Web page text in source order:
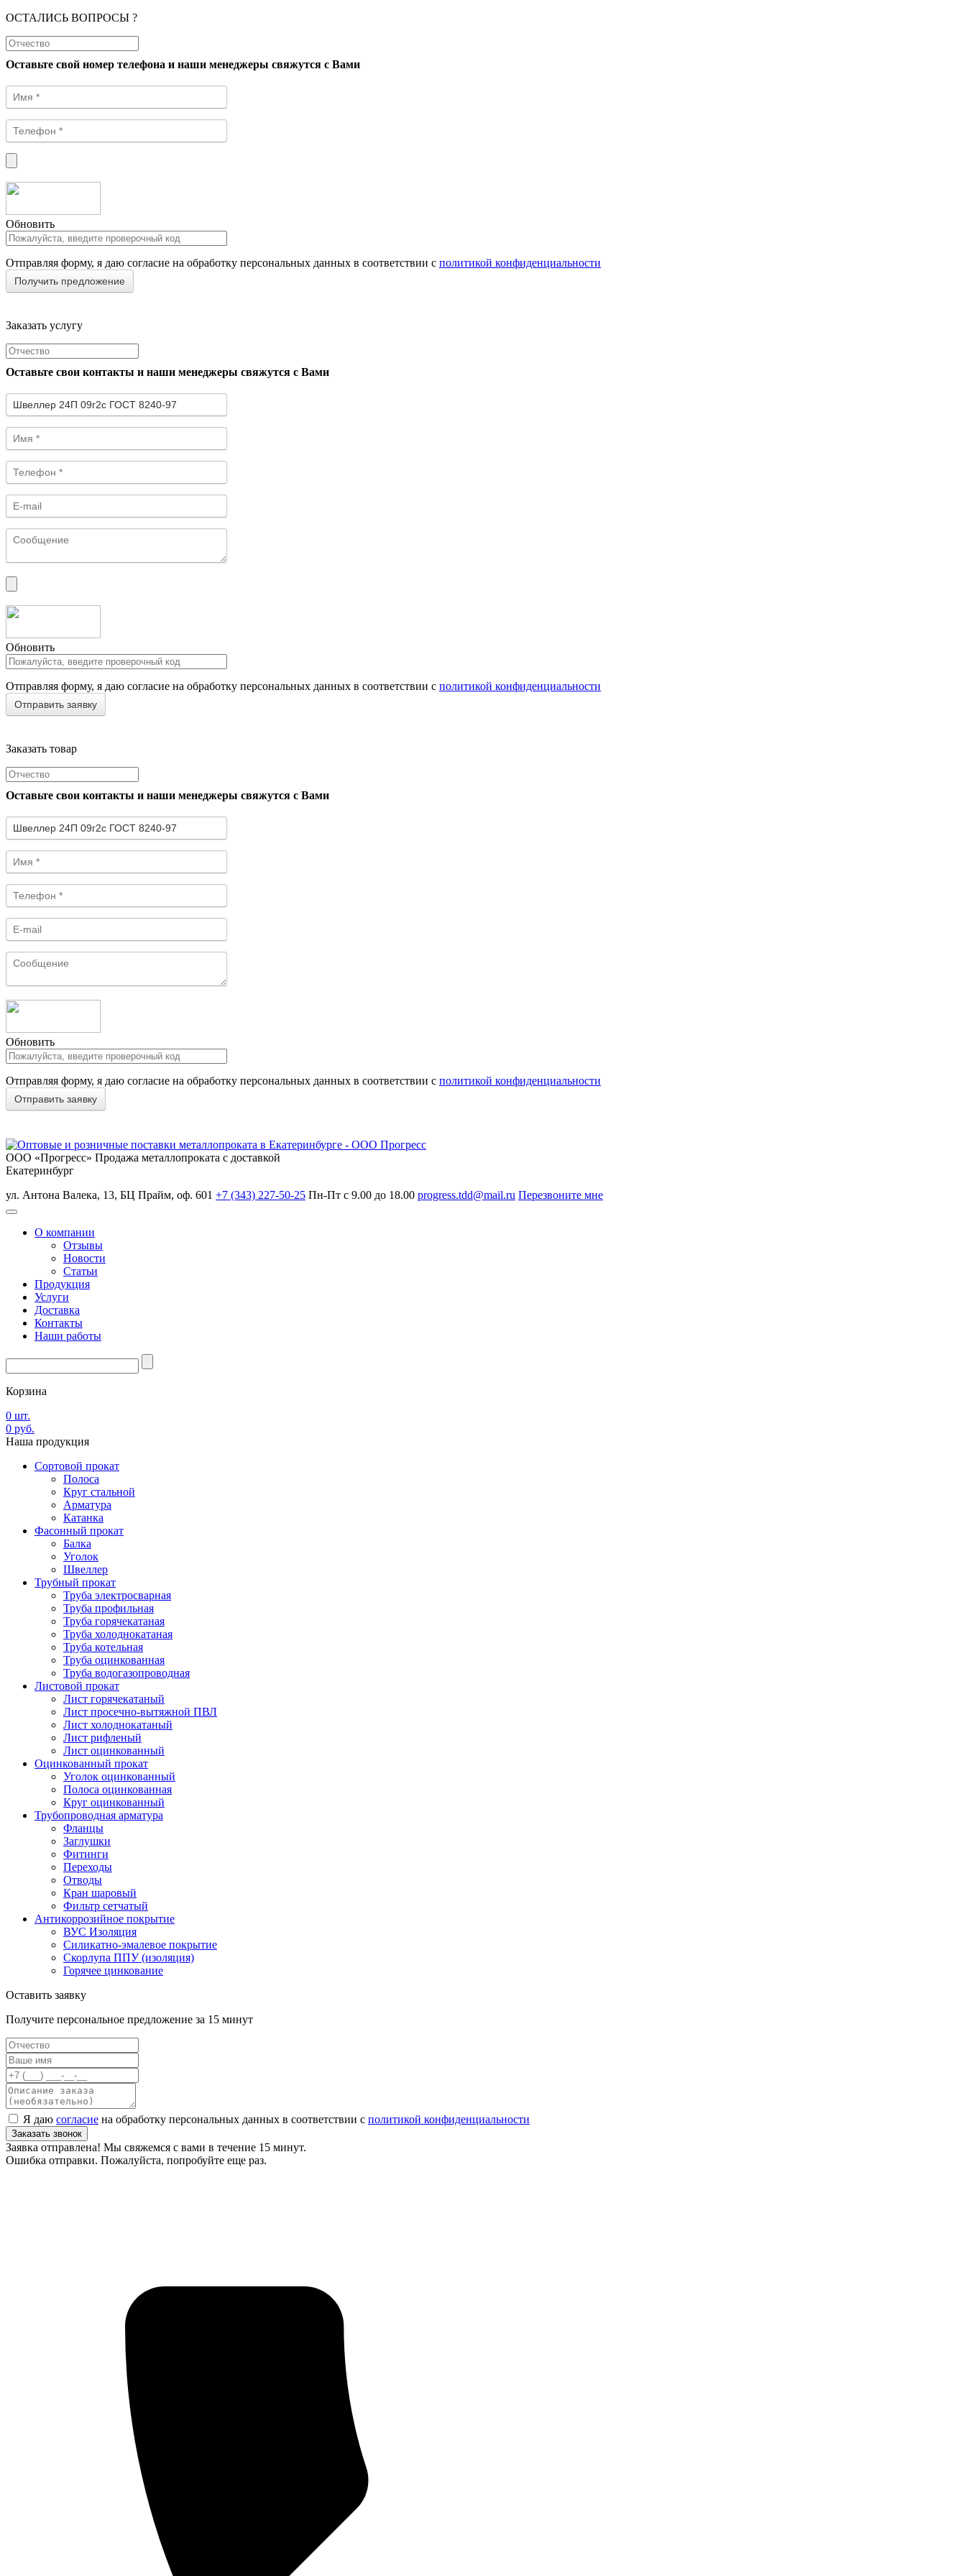
ОСТАЛИСЬ ВОПРОСЫ ?
Оставьте свой номер телефона и наши менеджеры свяжутся с Вами
Обновить
Отправляя форму, я даю согласие на обработку персональных данных в соответствии с политикой конфиденциальности
Заказать услугу
Оставьте свои контакты и наши менеджеры свяжутся с Вами
Обновить
Отправляя форму, я даю согласие на обработку персональных данных в соответствии с политикой конфиденциальности
Заказать товар
Оставьте свои контакты и наши менеджеры свяжутся с Вами
Обновить
Отправляя форму, я даю согласие на обработку персональных данных в соответствии с политикой конфиденциальности
ООО «Прогресс» Продажа металлопроката с доставкой
Екатеринбург
ул. Антона Валека, 13, БЦ Прайм, оф. 601 +7 (343) 227-50-25 Пн-Пт с 9.00 до 18.00 progress.tdd@mail.ru Перезвоните мне
О компании
Отзывы
Новости
Статьи
Продукция
Услуги
Доставка
Контакты
Наши работы
Корзина
0 шт.
0 руб.
Наша продукция
Сортовой прокат
Полоса
Круг стальной
Арматура
Катанка
Фасонный прокат
Балка
Уголок
Швеллер
Трубный прокат
Труба электросварная
Труба профильная
Труба горячекатаная
Труба холоднокатаная
Труба котельная
Труба оцинкованная
Труба водогазопроводная
Листовой прокат
Лист горячекатаный
Лист просечно-вытяжной ПВЛ
Лист холоднокатаный
Лист рифленый
Лист оцинкованный
Оцинкованный прокат
Уголок оцинкованный
Полоса оцинкованная
Круг оцинкованный
Трубопроводная арматура
Фланцы
Заглушки
Фитинги
Переходы
Отводы
Кран шаровый
Фильтр сетчатый
Антикоррозийное покрытие
ВУС Изоляция
Силикатно-эмалевое покрытие
Скорлупа ППУ (изоляция)
Горячее цинкование
Оставить заявку
Получите персональное предложение за 15 минут
Я даю согласие на обработку персональных данных в соответствии с политикой конфиденциальности
Заказать звонок
Заявка отправлена! Мы свяжемся с вами в течение 15 минут.
Ошибка отправки. Пожалуйста, попробуйте еще раз.